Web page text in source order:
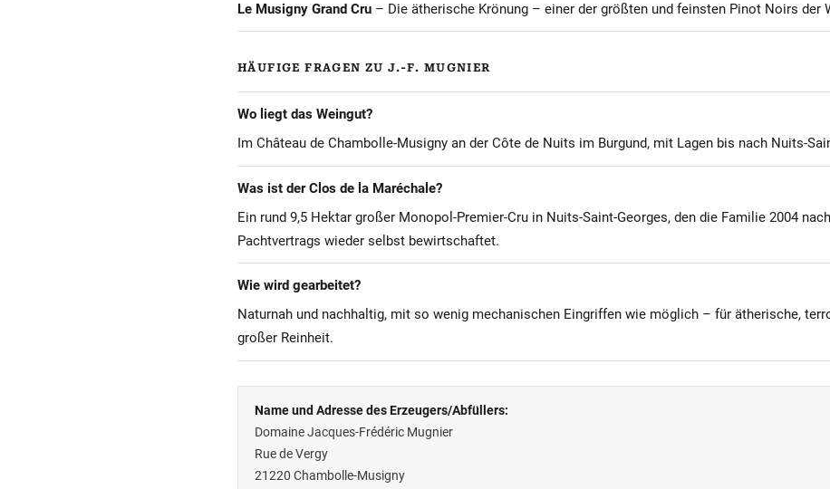
Le Musigny Grand Cru – Die ätherische Krönung – einer der größten und feinsten Pinot Noirs der
HÄUFIGE FRAGEN ZU J.-F. MUGNIER
Wo liegt das Weingut?
Im Château de Chambolle-Musigny an der Côte de Nuits im Burgund, mit Lagen bis nach Nuits-
Was ist der Clos de la Maréchale?
Ein rund 9,5 Hektar großer Monopol-Premier-Cru in Nuits-Saint-Georges, den die Familie 2004
Pachtvertrags wieder selbst bewirtschaftet.
Wie wird gearbeitet?
Naturnah und nachhaltig, mit so wenig mechanischen Eingriffen wie möglich – für ätherische,
großer Reinheit.
Name und Adresse des Erzeugers/Abfüllers:
Domaine Jacques-Frédéric Mugnier
Rue de Vergy
21220 Chambolle-Musigny